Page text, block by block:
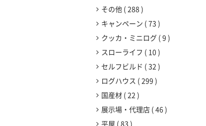
その他
288
キャンペーン
73
クッカ・ミニログ
9
スローライフ
10
セルフビルド
32
ログハウス
299
国産材 22
展示場・代理店 46
平屋
83